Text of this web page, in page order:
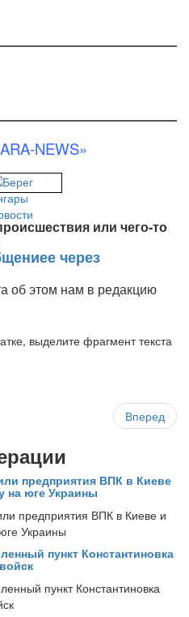
NEWS»
или чего-то
об этом нам в редакцию
выделите фрагмент текста
Вперед
предприятия ВПК в Киеве
на юге Украины
пункт Константиновка